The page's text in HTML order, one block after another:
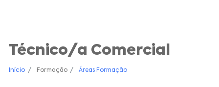
Técnico/a Comercial
Início Formação Áreas Formação